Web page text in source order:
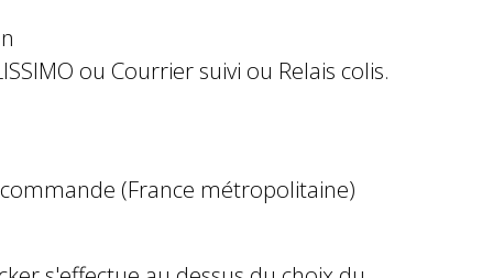
ou Courrier suivi ou Relais colis.
(France métropolitaine)